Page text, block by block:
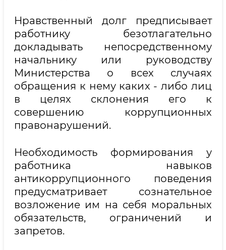
Нравственный долг предписывает
работнику безотлагательно
докладывать непосредственному
начальнику или руководству
Министерства о всех случаях
обращения к нему каких - либо лиц
в целях склонения его к
совершению коррупционных
правонарушений.
Необходимость формирования у
работника навыков
антикоррупционного поведения
предусматривает сознательное
возложение им на себя моральных
обязательств, ограничений и
запретов.